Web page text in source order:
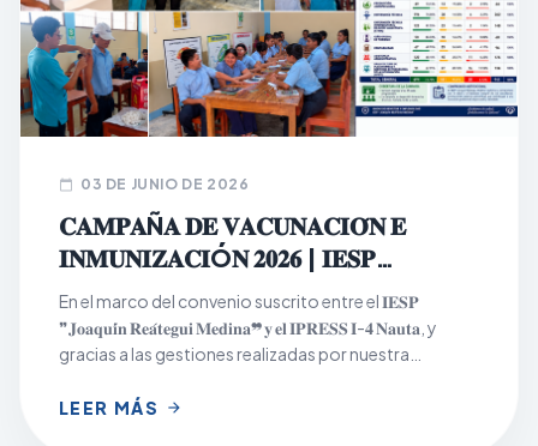
calendar_today 03 DE JUNIO DE 2026
𝐂𝐀𝐌𝐏𝐀Ñ𝐀 𝐃𝐄 𝐕𝐀𝐂𝐔𝐍𝐀𝐂𝐈𝐎́𝐍 𝐄
𝐈𝐍𝐌𝐔𝐍𝐈𝐙𝐀𝐂𝐈Ó𝐍 𝟐𝟎𝟐𝟔 | 𝐈𝐄𝐒𝐏
𝐉𝐎𝐀𝐐𝐔𝐈́𝐍 𝐑𝐄𝐀́𝐓𝐄𝐆𝐔𝐈 𝐌𝐄𝐃𝐈𝐍𝐀
En el marco del convenio suscrito entre el 𝐈𝐄𝐒𝐏
❞𝐉𝐨𝐚𝐪𝐮𝐢́𝐧 𝐑𝐞𝐚́𝐭𝐞𝐠𝐮𝐢 𝐌𝐞𝐝𝐢𝐧𝐚❞ 𝐲 𝐞𝐥 𝐈𝐏𝐑𝐄𝐒𝐒 𝐈-𝟒 𝐍𝐚𝐮𝐭𝐚, y
gracias a las gestiones realizadas por nuestra
Vacunación e Inmunización 2026, dirigida a la
LEER MÁS arrow_forward